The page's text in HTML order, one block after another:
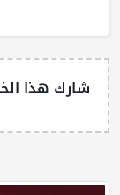
شارك هذا